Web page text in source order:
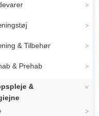
& Tilbehør
& Prehab
&